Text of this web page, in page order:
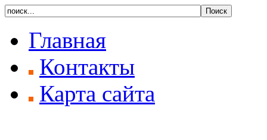
Главная
Контакты
Карта сайта